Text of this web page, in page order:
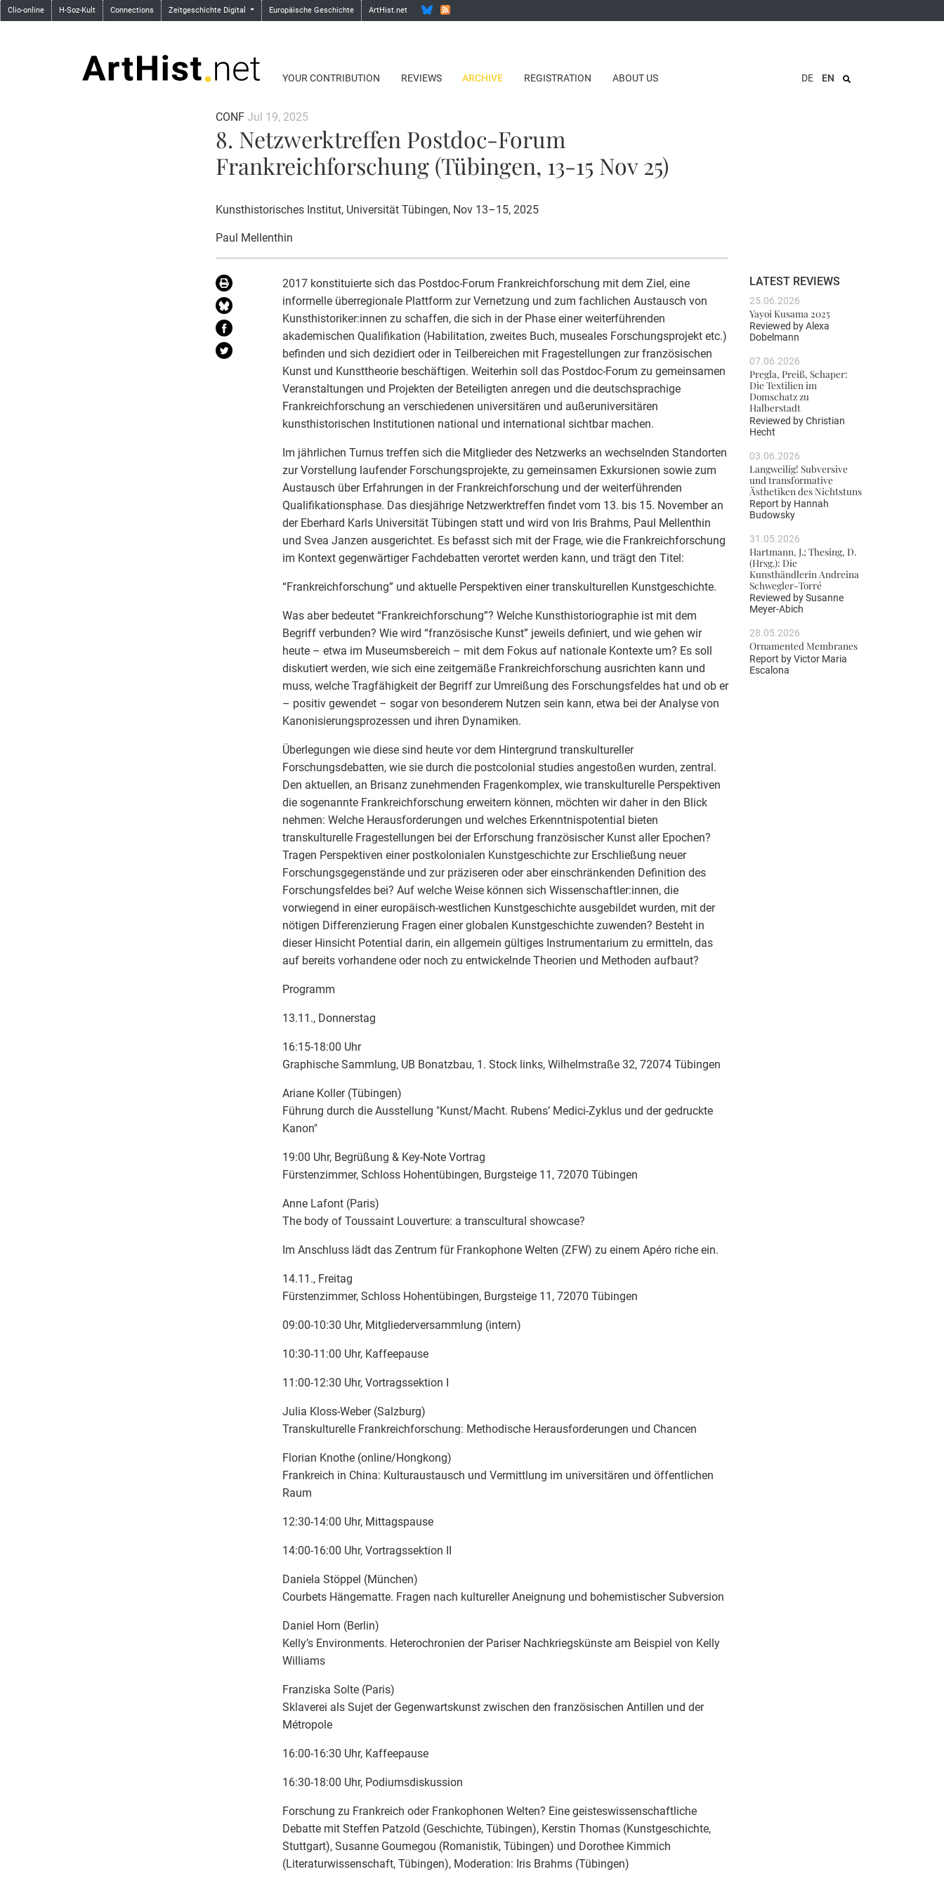
Clio-online H-Soz-Kult Connections Zeitgeschichte Digital Europäische Geschichte ArtHist.net
YOUR CONTRIBUTION REVIEWS ARCHIVE REGISTRATION ABOUT US DE EN
CONF Jul 19, 2025
8. Netzwerktreffen Postdoc-Forum
Frankreichforschung (Tübingen, 13-15 Nov 25)
Kunsthistorisches Institut, Universität Tübingen, Nov 13–15, 2025
Paul Mellenthin
2017 konstituierte sich das Postdoc-Forum Frankreichforschung mit dem Ziel, eine
informelle überregionale Plattform zur Vernetzung und zum fachlichen Austausch von
Kunsthistoriker:innen zu schaffen, die sich in der Phase einer weiterführenden
akademischen Qualifikation (Habilitation, zweites Buch, museales Forschungsprojekt etc.)
befinden und sich dezidiert oder in Teilbereichen mit Fragestellungen zur französischen
Kunst und Kunsttheorie beschäftigen. Weiterhin soll das Postdoc-Forum zu gemeinsamen
Veranstaltungen und Projekten der Beteiligten anregen und die deutschsprachige
Frankreichforschung an verschiedenen universitären und außeruniversitären
kunsthistorischen Institutionen national und international sichtbar machen.
Im jährlichen Turnus treffen sich die Mitglieder des Netzwerks an wechselnden Standorten
zur Vorstellung laufender Forschungsprojekte, zu gemeinsamen Exkursionen sowie zum
Austausch über Erfahrungen in der Frankreichforschung und der weiterführenden
Qualifikationsphase. Das diesjährige Netzwerktreffen findet vom 13. bis 15. November an
der Eberhard Karls Universität Tübingen statt und wird von Iris Brahms, Paul Mellenthin
und Svea Janzen ausgerichtet. Es befasst sich mit der Frage, wie die Frankreichforschung
im Kontext gegenwärtiger Fachdebatten verortet werden kann, und trägt den Titel:
“Frankreichforschung” und aktuelle Perspektiven einer transkulturellen Kunstgeschichte.
Was aber bedeutet “Frankreichforschung”? Welche Kunsthistoriographie ist mit dem
Begriff verbunden? Wie wird “französische Kunst” jeweils definiert, und wie gehen wir
heute – etwa im Museumsbereich – mit dem Fokus auf nationale Kontexte um? Es soll
diskutiert werden, wie sich eine zeitgemäße Frankreichforschung ausrichten kann und
muss, welche Tragfähigkeit der Begriff zur Umreißung des Forschungsfeldes hat und ob er
– positiv gewendet – sogar von besonderem Nutzen sein kann, etwa bei der Analyse von
Kanonisierungsprozessen und ihren Dynamiken.
Überlegungen wie diese sind heute vor dem Hintergrund transkultureller
Forschungsdebatten, wie sie durch die postcolonial studies angestoßen wurden, zentral.
Den aktuellen, an Brisanz zunehmenden Fragenkomplex, wie transkulturelle Perspektiven
die sogenannte Frankreichforschung erweitern können, möchten wir daher in den Blick
nehmen: Welche Herausforderungen und welches Erkenntnispotential bieten
transkulturelle Fragestellungen bei der Erforschung französischer Kunst aller Epochen?
Tragen Perspektiven einer postkolonialen Kunstgeschichte zur Erschließung neuer
Forschungsgegenstände und zur präziseren oder aber einschränkenden Definition des
Forschungsfeldes bei? Auf welche Weise können sich Wissenschaftler:innen, die
vorwiegend in einer europäisch-westlichen Kunstgeschichte ausgebildet wurden, mit der
nötigen Differenzierung Fragen einer globalen Kunstgeschichte zuwenden? Besteht in
dieser Hinsicht Potential darin, ein allgemein gültiges Instrumentarium zu ermitteln, das
auf bereits vorhandene oder noch zu entwickelnde Theorien und Methoden aufbaut?
Programm
13.11., Donnerstag
16:15-18:00 Uhr
Graphische Sammlung, UB Bonatzbau, 1. Stock links, Wilhelmstraße 32, 72074 Tübingen
Ariane Koller (Tübingen)
Führung durch die Ausstellung "Kunst/Macht. Rubens’ Medici-Zyklus und der gedruckte
Kanon"
19:00 Uhr, Begrüßung & Key-Note Vortrag
Fürstenzimmer, Schloss Hohentübingen, Burgsteige 11, 72070 Tübingen
Anne Lafont (Paris)
The body of Toussaint Louverture: a transcultural showcase?
Im Anschluss lädt das Zentrum für Frankophone Welten (ZFW) zu einem Apéro riche ein.
14.11., Freitag
Fürstenzimmer, Schloss Hohentübingen, Burgsteige 11, 72070 Tübingen
09:00-10:30 Uhr, Mitgliederversammlung (intern)
10:30-11:00 Uhr, Kaffeepause
11:00-12:30 Uhr, Vortragssektion I
Julia Kloss-Weber (Salzburg)
Transkulturelle Frankreichforschung: Methodische Herausforderungen und Chancen
Florian Knothe (online/Hongkong)
Frankreich in China: Kulturaustausch und Vermittlung im universitären und öffentlichen
Raum
12:30-14:00 Uhr, Mittagspause
14:00-16:00 Uhr, Vortragssektion II
Daniela Stöppel (München)
Courbets Hängematte. Fragen nach kultureller Aneignung und bohemistischer Subversion
Daniel Horn (Berlin)
Kelly’s Environments. Heterochronien der Pariser Nachkriegskünste am Beispiel von Kelly
Williams
Franziska Solte (Paris)
Sklaverei als Sujet der Gegenwartskunst zwischen den französischen Antillen und der
Métropole
16:00-16:30 Uhr, Kaffeepause
16:30-18:00 Uhr, Podiumsdiskussion
Forschung zu Frankreich oder Frankophonen Welten? Eine geisteswissenschaftliche
Debatte mit Steffen Patzold (Geschichte, Tübingen), Kerstin Thomas (Kunstgeschichte,
Stuttgart), Susanne Goumegou (Romanistik, Tübingen) und Dorothee Kimmich
(Literaturwissenschaft, Tübingen), Moderation: Iris Brahms (Tübingen)
LATEST REVIEWS
25.06.2026
Yayoi Kusama 2025
Reviewed byAlexa
Dobelmann
07.06.2026
Pregla, Preiß, Schaper:
Die Textilien im
Domschatz zu
Halberstadt
Reviewed byChristian
Hecht
03.06.2026
Langweilig! Subversive
und transformative
Ästhetiken des Nichtstuns
Report by Hannah
Budowsky
31.05.2026
Hartmann, J.; Thesing, D.
(Hrsg.): Die
Kunsthändlerin Andreina
Schwegler-Torré
Reviewed bySusanne
Meyer-Abich
28.05.2026
Ornamented Membranes
Report byVictor Maria
Escalona